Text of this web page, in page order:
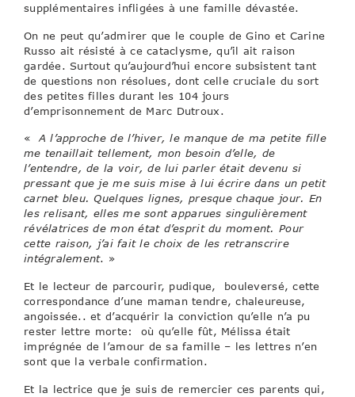
supplémentaires infligées à une famille dévastée.
On ne peut qu’admirer que le couple de Gino et Carine
Russo ait résisté à ce cataclysme, qu’il ait raison
gardée. Surtout qu’aujourd’hui encore subsistent tant
de questions non résolues, dont celle cruciale du sort
des petites filles durant les 104 jours
d’emprisonnement de Marc Dutroux.
«
A l’approche de l’hiver, le manque de ma petite fille
me tenaillait tellement, mon besoin d’elle, de
l’entendre, de la voir, de lui parler était devenu si
pressant que je me suis mise à lui écrire dans un petit
carnet bleu. Quelques lignes, presque chaque jour. En
les relisant, elles me sont apparues singulièrement
révélatrices de mon état d’esprit du moment. Pour
cette raison, j’ai fait le choix de les retranscrire
intégralement. »
Et le lecteur de parcourir, pudique, bouleversé, cette
correspondance d’une maman tendre, chaleureuse,
angoissée.. et d’acquérir la conviction qu’elle n’a pu
rester lettre morte: où qu’elle fût, Mélissa était
imprégnée de l’amour de sa famille – les lettres n’en
sont que la verbale confirmation.
Et la lectrice que je suis de remercier ces parents qui,